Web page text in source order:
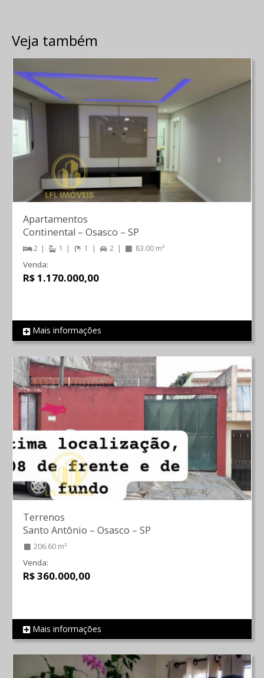
Veja também
REF 844
Apartamentos
Continental – Osasco – SP
2 1 1 2 83.00 m²
Venda:
R$ 1.170.000,00
Mais informações
REF 723
Terrenos
Santo Antônio – Osasco – SP
206.60 m²
Venda:
R$ 360.000,00
Mais informações